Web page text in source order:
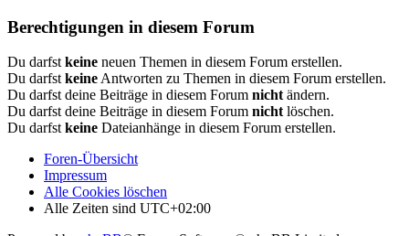
Berechtigungen in diesem Forum
Du darfst keine neuen Themen in diesem Forum erstellen.
Du darfst keine Antworten zu Themen in diesem Forum erstellen.
Du darfst deine Beiträge in diesem Forum nicht ändern.
Du darfst deine Beiträge in diesem Forum nicht löschen.
Du darfst keine Dateianhänge in diesem Forum erstellen.
Foren-Übersicht
Impressum
Alle Cookies löschen
Alle Zeiten sind UTC+02:00